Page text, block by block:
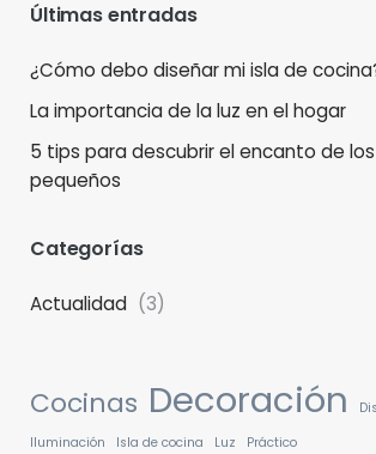
Últimas entradas
¿Cómo debo diseñar mi isla de
La importancia de la luz en el hogar
5 tips para descubrir el encanto de
pequeños
Categorías
Actualidad (3)
Cocinas Decoración
Iluminación
Isla de cocina Luz Práctico